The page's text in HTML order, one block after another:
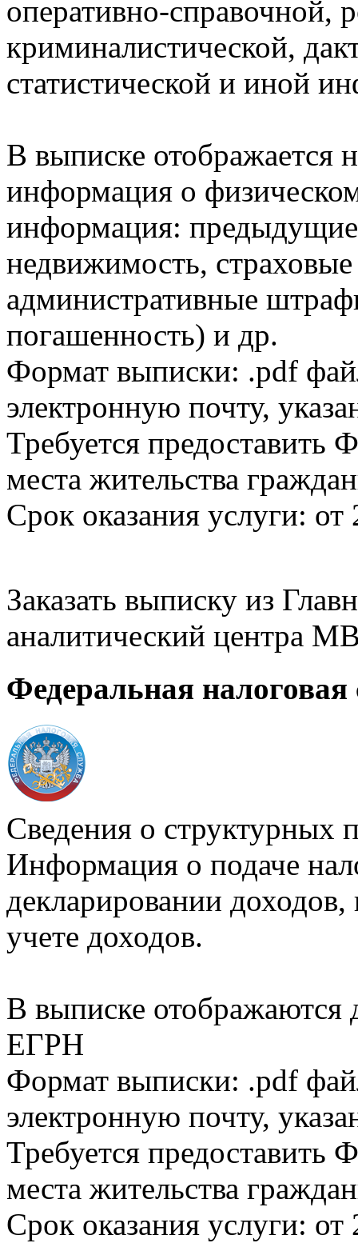
оперативно-справочной,
криминалистической,
статистической и иной
В выписке отображается
информация о
информация:
недвижимость,
административные
погашенность) и др.
Формат выписки: .pdf
электронную почту,
Требуется
места жительства
Срок оказания услуги: от
Заказать выписку из
аналитический центра
Федеральная налоговая
Сведения о структурных
Информация о подаче
декларировании доходов,
учете доходов.
В выписке
ЕГРН
Формат выписки: .pdf
электронную почту,
Требуется
места жительства
Срок оказания услуги: от